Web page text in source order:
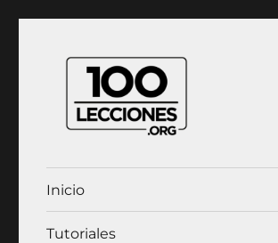
100Lecciones.Org
Inicio
Tutoriales